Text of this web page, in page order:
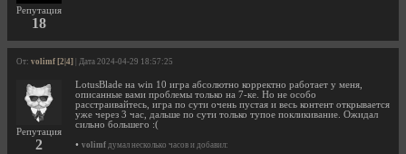
Репутация
18
От: volimf [2|4] | Дата 2024-04-29 18:57:25
Репутация
2
LotusBlade на win 10 игра абсолютно корректно работает у меня,
описанные вами проблемы только на 7-ке. Но не особо
расстраивайтесь, игра по сути очень пустая и весь контент открывается
уже через 3 час, дальше по сути только тупое покликивание. Ожидал
сильно большего :(
• volimf думал несколько часов и добавил: